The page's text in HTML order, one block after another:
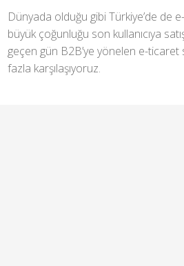
Dünyada olduğu gibi Türkiye’de de
büyük çoğunluğu son kullanıcıya
geçen gün B2B’ye yönelen e-ticaret
fazla karşılaşıyoruz.